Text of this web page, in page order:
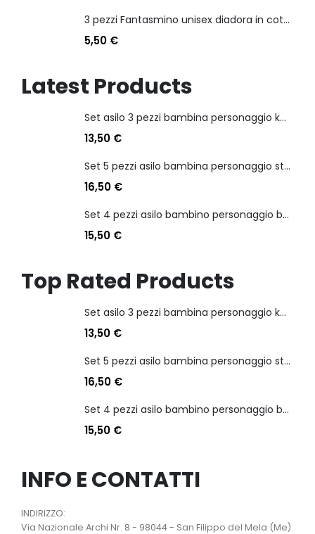
3 pezzi Fantasmino unisex diadora in cotone mercerizzato tg dalla 35 alla 46
5,50 €
Latest Products
Set asilo 3 pezzi bambina personaggio kuromi
13,50 €
Set 5 pezzi asilo bambina personaggio stitch angel
16,50 €
Set 4 pezzi asilo bambino personaggio batman
15,50 €
Top Rated Products
Set asilo 3 pezzi bambina personaggio kuromi
13,50 €
Set 5 pezzi asilo bambina personaggio stitch angel
16,50 €
Set 4 pezzi asilo bambino personaggio batman
15,50 €
INFO E CONTATTI
INDIRIZZO:
Via Nazionale Archi Nr. 8 - 98044 - San Filippo del Mela (Me)